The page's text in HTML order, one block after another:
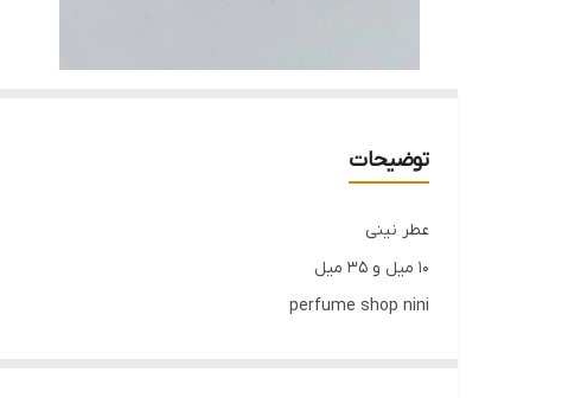
توضیحات
عطر نینی
۱۰ میل و ۳۵ میل
perfume shop nini